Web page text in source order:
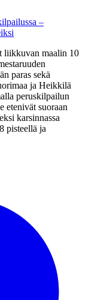
–
liikkuvan maalin 10
paras sekä
ja Heikkilä
peruskilpailun
etenivät suoraan
karsinnassa
pisteellä ja